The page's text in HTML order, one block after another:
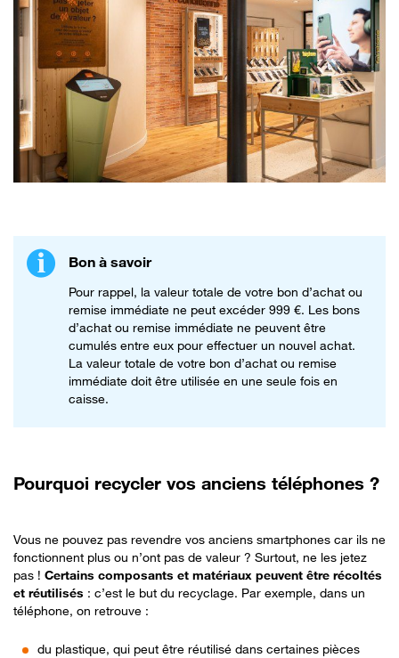
Bon à savoir
Pour rappel, la valeur totale de votre bon d’achat ou
remise immédiate ne peut excéder 999 €. Les bons
d’achat ou remise immédiate ne peuvent être
cumulés entre eux pour effectuer un nouvel achat.
La valeur totale de votre bon d’achat ou remise
immédiate doit être utilisée en une seule fois en
caisse.
Pourquoi recycler vos anciens téléphones ?
Vous ne pouvez pas revendre vos anciens smartphones car ils ne
fonctionnent plus ou n’ont pas de valeur ? Surtout, ne les jetez
pas ! Certains composants et matériaux peuvent être récoltés
et réutilisés : c’est le but du recyclage. Par exemple, dans un
téléphone, on retrouve :
du plastique, qui peut être réutilisé dans certaines pièces